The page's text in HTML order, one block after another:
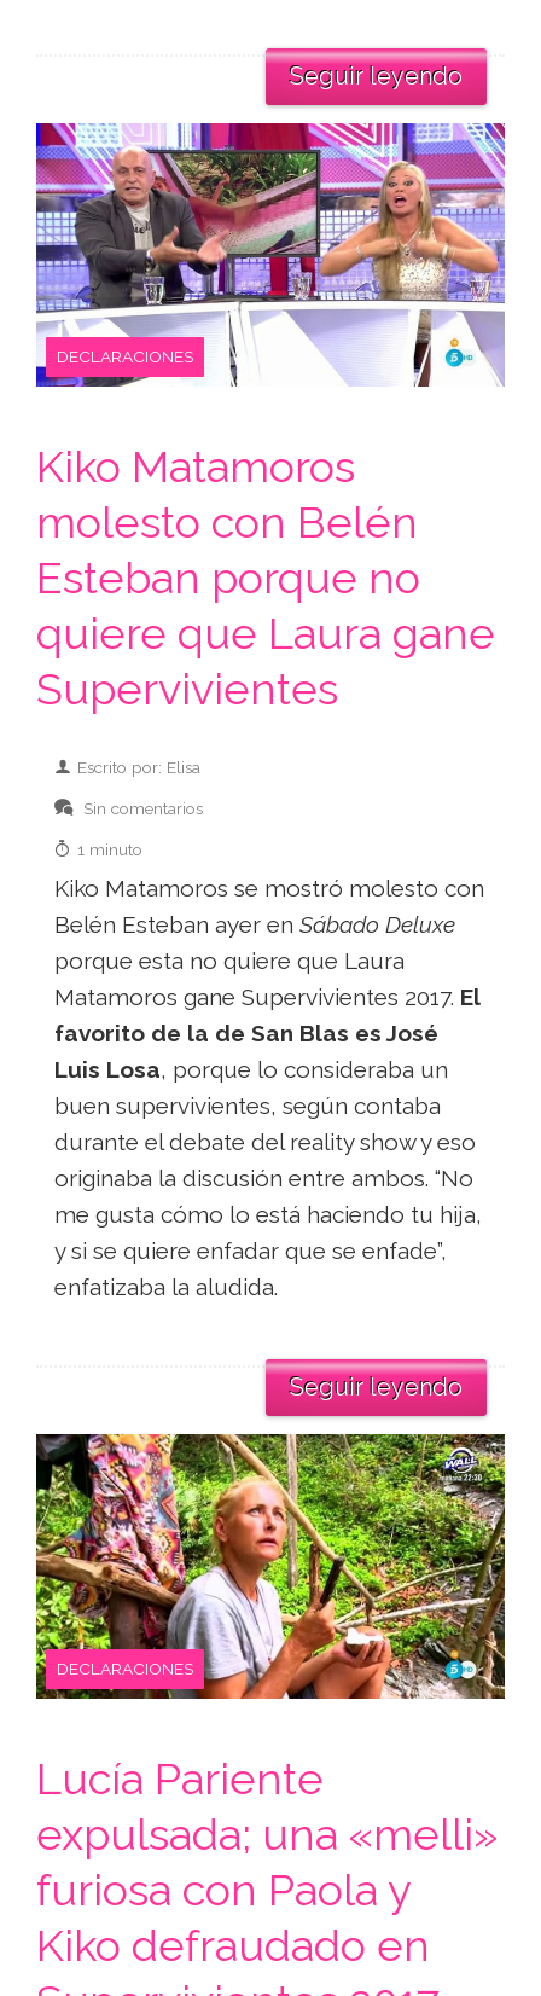
Seguir leyendo
DECLARACIONES
Kiko Matamoros
molesto con Belén
Esteban porque no
quiere que Laura gane
Supervivientes
Escrito por: Elisa
Sin comentarios
1 minuto
Kiko Matamoros se mostró molesto con
Belén Esteban ayer en Sábado Deluxe
porque esta no quiere que Laura
Matamoros gane Supervivientes 2017. El
favorito de la de San Blas es José
Luis Losa, porque lo consideraba un
buen supervivientes, según contaba
durante el debate del reality show y eso
originaba la discusión entre ambos. “No
me gusta cómo lo está haciendo tu hija,
y si se quiere enfadar que se enfade”,
enfatizaba la aludida.
Seguir leyendo
DECLARACIONES
Lucía Pariente
expulsada; una «melli»
furiosa con Paola y
Kiko defraudado en